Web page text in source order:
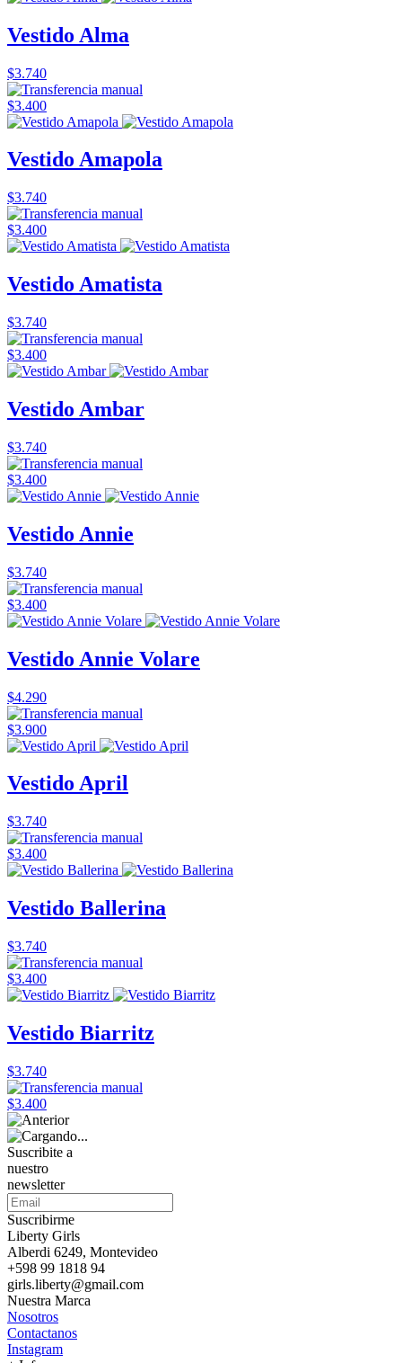
Vestido Alma
$3.740
$3.400
Vestido Amapola
$3.740
$3.400
Vestido Amatista
$3.740
$3.400
Vestido Ambar
$3.740
$3.400
Vestido Annie
$3.740
$3.400
Vestido Annie Volare
$4.290
$3.900
Vestido April
$3.740
$3.400
Vestido Ballerina
$3.740
$3.400
Vestido Biarritz
$3.740
$3.400
Suscribite a
nuestro
newsletter
Suscribirme
Liberty Girls
Alberdi 6249, Montevideo
+598 99 1818 94
girls.liberty@gmail.com
Nuestra Marca
Nosotros
Contactanos
Instagram